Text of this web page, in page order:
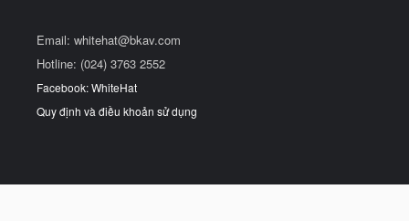
Email: whitehat@bkav.com
Hotline: (024) 3763 2552
Facebook: WhiteHat
Quy định và điều khoản sử dụng